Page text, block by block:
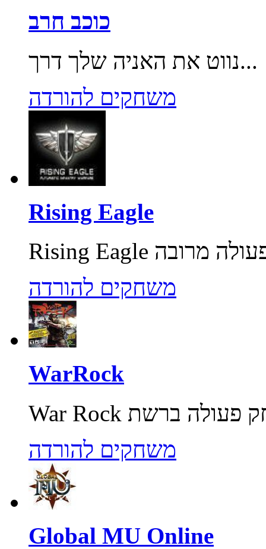
כוכב חרב
נווט את האניה שלך דרך...
משחקים להורדה
Rising Eagle
משחקים להורדה
WarRock
משחקים להורדה
Global MU Online